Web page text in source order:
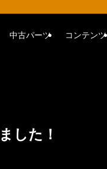
中古パーツ コンテンツ
した！